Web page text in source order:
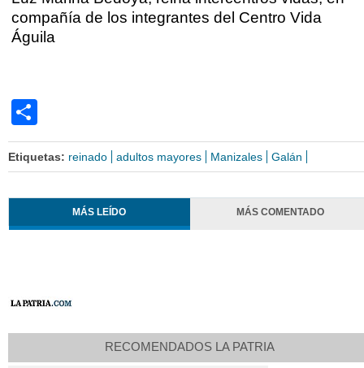
compañía de los integrantes del Centro Vida
Águila
Etiquetas: reinado adultos mayores Manizales Galán
MÁS LEÍDO MÁS COMENTADO
RECOMENDADOS LA PATRIA